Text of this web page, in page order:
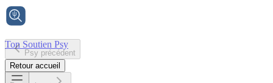
Ton Soutien Psy
Accueil
Psy précédent
Retour accueil